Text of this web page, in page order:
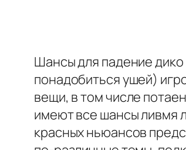
Шансы для падение
понадобиться ушей)
вещи, в том числе
имеют все шансы ливмя
красных ньюансов